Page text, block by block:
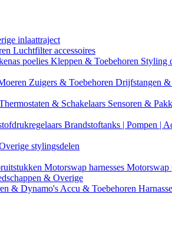
inlaattraject
Luchtfilter accessoires
poelies Kleppen & Toebehoren Styling
Zuigers & Toebehoren Drijfstangen &
& Schakelaars Sensoren &
Brandstoftanks | Pompen |
stylingsdelen
Motorswap harnesses Motorswap
& Overige
& Dynamo's Accu & Toebehoren